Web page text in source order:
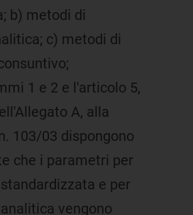
b) metodi di
c) metodi di
1 e 2 e l'articolo 5,
A, alla
103/03 dispongono
che i parametri per
e per
vengono